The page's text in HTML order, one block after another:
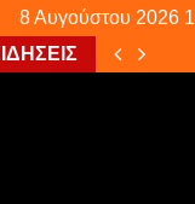
8 Αυγούστου 2026